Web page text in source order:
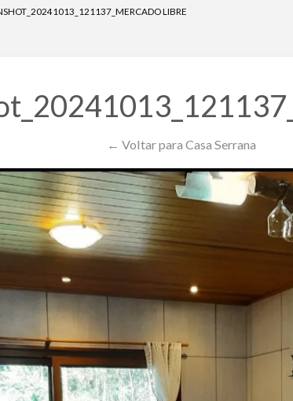
LIBRE
← Voltar para Casa Serrana